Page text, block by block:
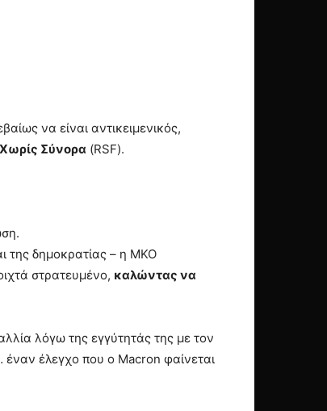
να είναι αντικειμενικός,
Σύνορα (RSF).
της δημοκρατίας – η ΜΚΟ
στρατευμένο, καλώντας να
λόγω της εγγύτητάς της με τον
έλεγχο που ο Macron φαίνεται